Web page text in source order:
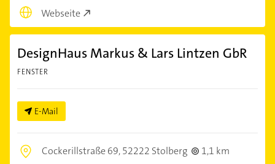
Webseite
DesignHaus Markus & Lars Lintzen GbR
FENSTER
E-Mail
Cockerillstraße 69,52222 Stolberg
1,1 km